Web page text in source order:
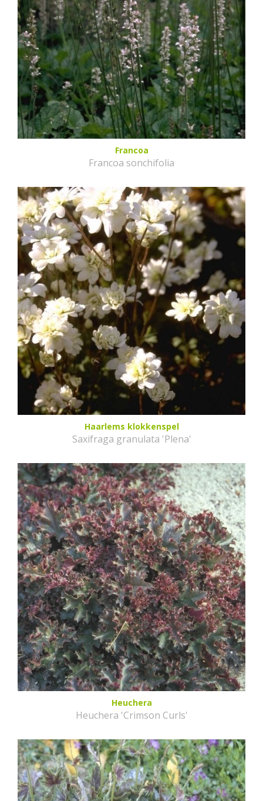
Francoa
Francoa sonchifolia
Haarlems klokkenspel
Saxifraga granulata 'Plena'
Heuchera
Heuchera 'Crimson Curls'